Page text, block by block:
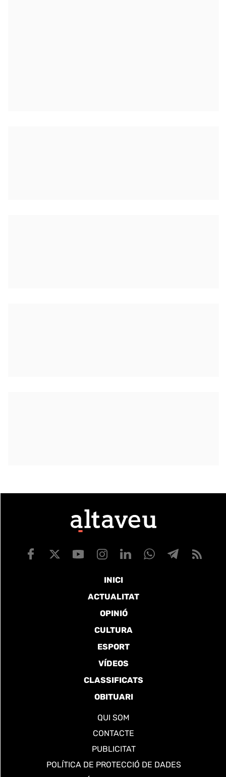
INICI
ACTUALITAT
OPINIÓ
CULTURA
ESPORT
VÍDEOS
CLASSIFICATS
OBITUARI
QUI SOM
CONTACTE
PUBLICITAT
POLÍTICA DE PROTECCIÓ DE DADES